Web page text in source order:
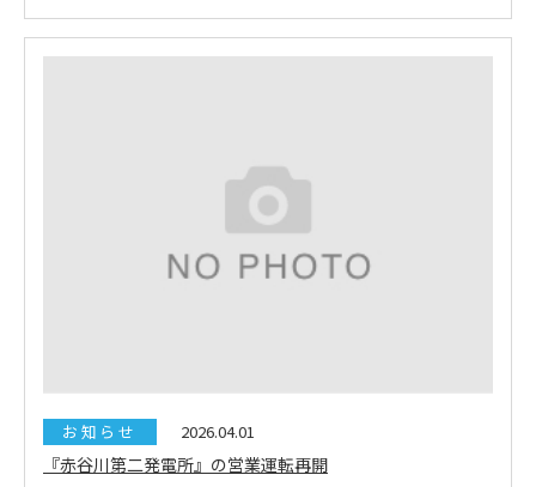
お知らせ 2026.04.01
『赤谷川第二発電所』の営業運転再開